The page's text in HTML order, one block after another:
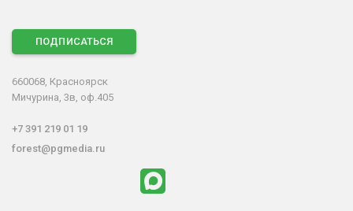
ПОДПИСАТЬСЯ
660068, Красноярск
Мичурина, 3в, оф.405
+7 391 219 01 19
forest@pgmedia.ru